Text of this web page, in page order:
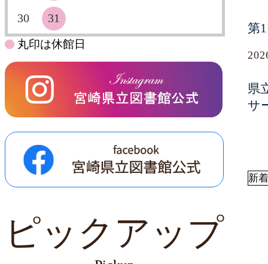
30 31
丸印は休館日
第
県
サ
新
ピックアップ